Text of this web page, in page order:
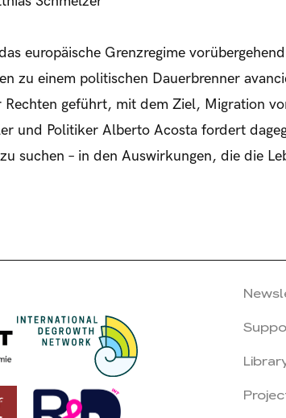
europäische Grenzregime
zu einem politischen Dauerbrenner
geführt, mit dem Ziel, Migration
und Politiker Alberto Acosta fordert
suchen – in den Auswirkungen, die die